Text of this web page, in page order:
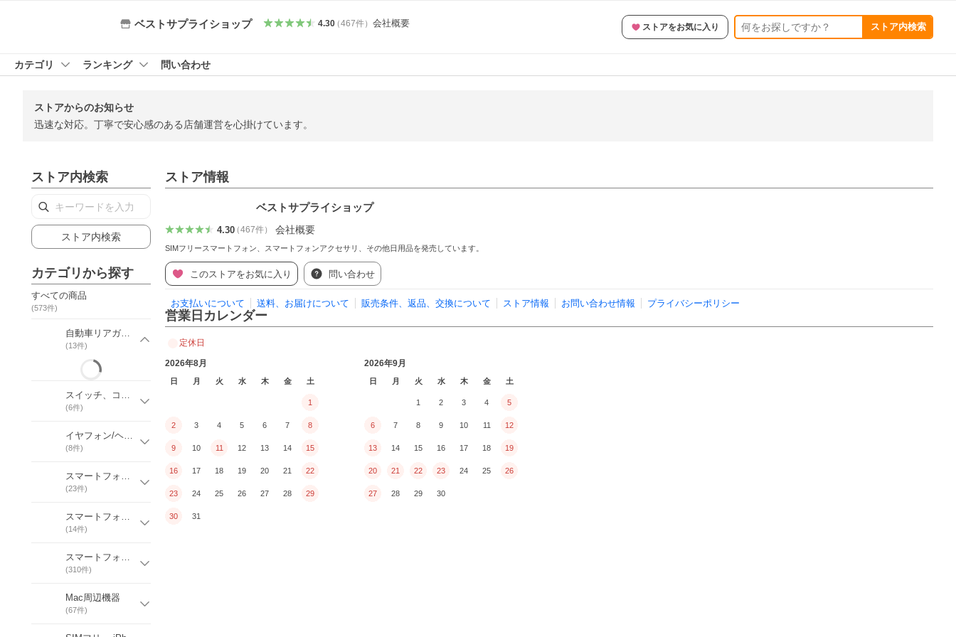
ベストサプライショップ 4.30（467件） 会社概要 ストアをお気に入り ストア内検索
カテゴリ ランキング 問い合わせ
ストアからのお知らせ
迅速な対応。丁寧で安心感のある店舗運営を心掛けています。
ストア内検索
ストア内検索
カテゴリから探す
すべての商品
(573件)
自動車リアガラス用カッティングステッカー
(13件)
スイッチ、コンセント周りに貼るステッカー
(6件)
イヤフォン/ヘッドフォン/スピーカー関連
(8件)
スマートフォンケーブル
(23件)
スマートフォン充電アクセサリ
(14件)
スマートフォン用 デザインフィルム
(310件)
Mac周辺機器
(67件)
ストア情報
ベストサプライショップ
4.30（467件） 会社概要
SIMフリースマートフォン、スマートフォンアクセサリ、その他日用品を発売しています。
このストアをお気に入り 問い合わせ
お支払いについて 送料、お届けについて 販売条件、返品、交換について ストア情報 お問い合わせ情報 プライバシーポリシー
営業日カレンダー
定休日
2026年8月
日 月 火 水 木 金 土
1
2 3 4 5 6 7 8
9 10 11 12 13 14 15
16 17 18 19 20 21 22
23 24 25 26 27 28 29
30 31
2026年9月
日 月 火 水 木 金 土
1 2 3 4 5
6 7 8 9 10 11 12
13 14 15 16 17 18 19
20 21 22 23 24 25 26
27 28 29 30